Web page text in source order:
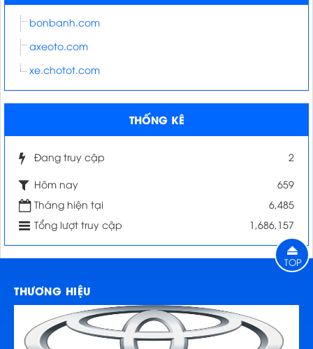
bonbanh.com
axeoto.com
xe.chotot.com
THỐNG KÊ
Đang truy cập 2
Hôm nay
659
Tháng hiện tại
6,485
Tổng lượt truy cập
1,686,157
TOP
THƯƠNG HIỆU